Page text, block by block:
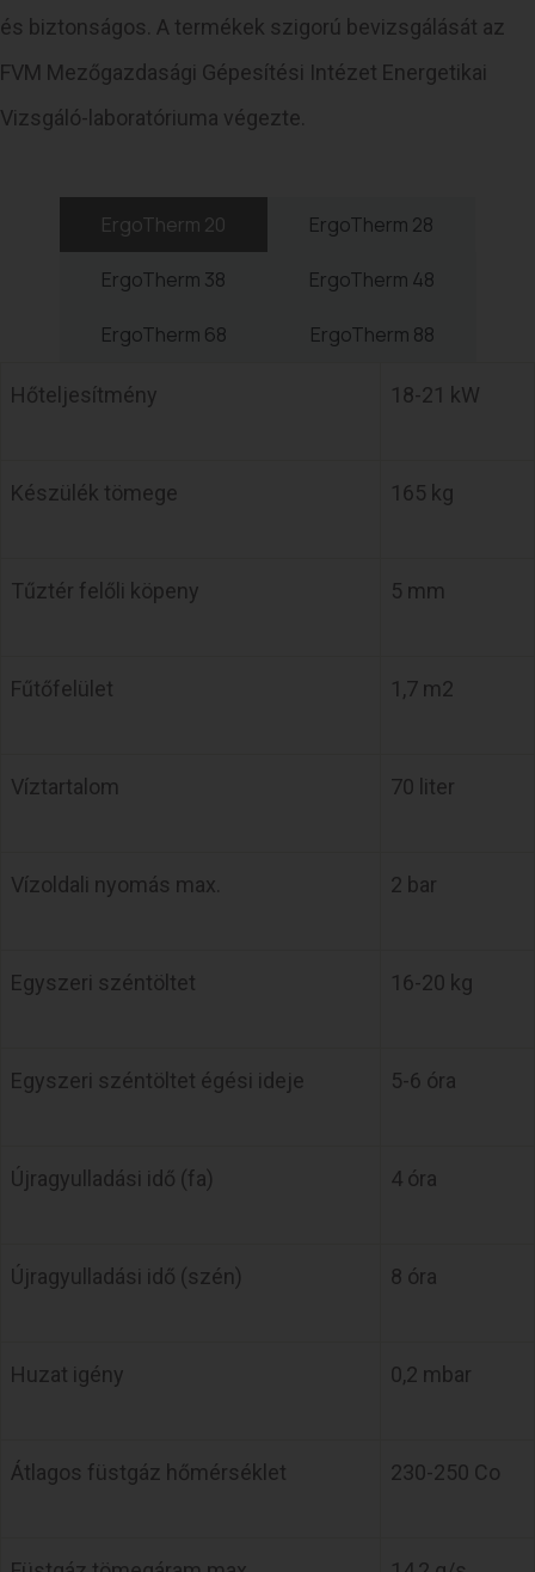
és biztonságos. A termékek szigorú bevizsgálását az
FVM Mezőgazdasági Gépesítési Intézet Energetikai
Vizsgáló-laboratóriuma végezte.
ErgoTherm 20 ErgoTherm 28
ErgoTherm 38 ErgoTherm 48
ErgoTherm 68 ErgoTherm 88
Hőteljesítmény 18-21 kW
Készülék tömege 165 kg
Tűztér felőli köpeny 5 mm
Fűtőfelület 1,7 m2
Víztartalom 70 liter
Vízoldali nyomás max. 2 bar
Egyszeri széntöltet 16-20 kg
Egyszeri széntöltet égési ideje 5-6 óra
Újragyulladási idő (fa) 4 óra
Újragyulladási idő (szén) 8 óra
Huzat igény 0,2 mbar
Átlagos füstgáz hőmérséklet 230-250 Co